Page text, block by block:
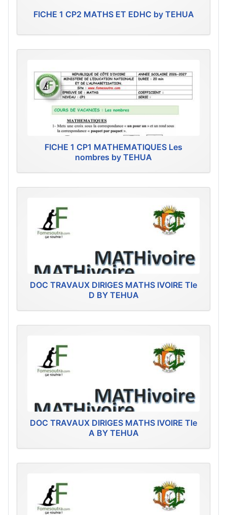
FICHE 1 CP2 MATHS ET EDHC by TEHUA
FICHE 1 CP1 MATHEMATIQUES Les
nombres by TEHUA
DOC TRAVAUX DIRIGES MATHS IVOIRE Tle
D BY TEHUA
DOC TRAVAUX DIRIGES MATHS IVOIRE Tle
A BY TEHUA